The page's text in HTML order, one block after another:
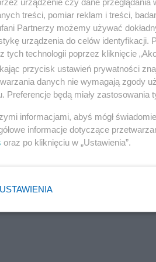
czarna-skryznka-tu-154-
dowod-ze-wersja-mak-
dowod-ze-wersja-mak-
treści, pomiar reklam i treści,
Partnerzy możemy używać
urządzenia do celów identyfikacji.
tych technologii poprzez kliknięcie
przycisk ustawień prywatności
danych nie wymagają zgody
Preferencje będą miały zastosowania
informacjami, abyś mógł
informacje dotyczące
oraz po kliknięciu w „Ustawienia”.
USTAWIENIA